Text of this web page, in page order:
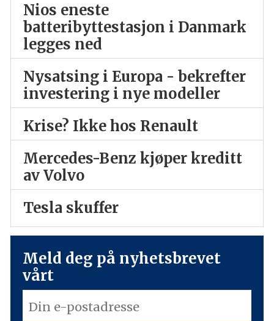
Nios eneste
batteribyttestasjon i Danmark
legges ned
Nysatsing i Europa - bekrefter
investering i nye modeller
Krise? Ikke hos Renault
Mercedes-Benz kjøper kreditt
av Volvo
Tesla skuffer
Meld deg på nyhetsbrevet
vårt